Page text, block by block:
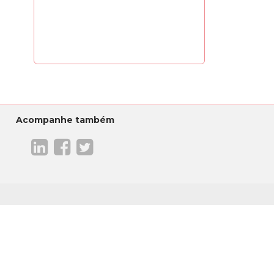
Acompanhe também